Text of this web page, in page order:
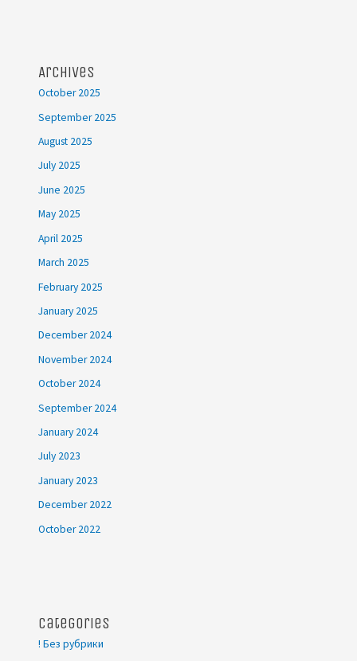
Archives
October 2025
September 2025
August 2025
July 2025
June 2025
May 2025
April 2025
March 2025
February 2025
January 2025
December 2024
November 2024
October 2024
September 2024
January 2024
July 2023
January 2023
December 2022
October 2022
Categories
! Без рубрики